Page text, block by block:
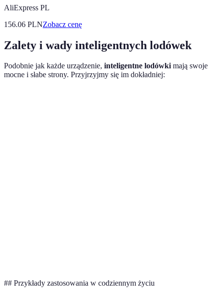
AliExpress PL
156.06 PLNZobacz cenę
Zalety i wady inteligentnych lodówek
Podobnie jak każde urządzenie, inteligentne lodówkimają swoje
mocne i słabe strony. Przyjrzyjmy się im dokładniej:
## Przykłady zastosowania w codziennym życiu